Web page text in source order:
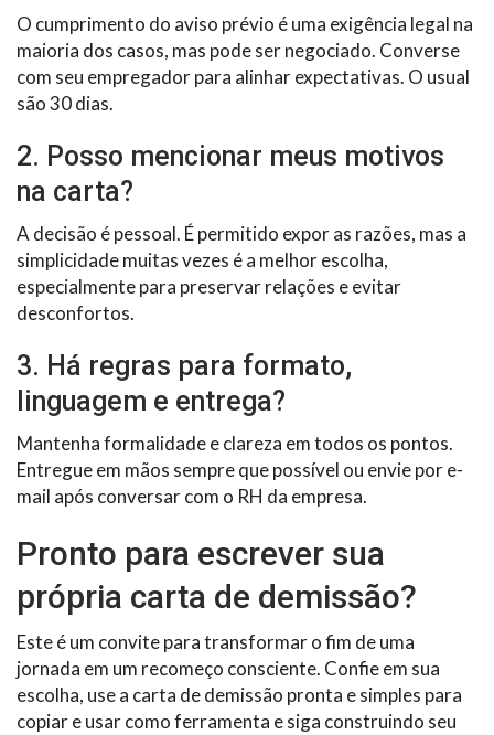
O cumprimento do aviso prévio é uma exigência legal na
maioria dos casos, mas pode ser negociado. Converse
com seu empregador para alinhar expectativas. O usual
são 30 dias.
2. Posso mencionar meus motivos
na carta?
A decisão é pessoal. É permitido expor as razões, mas a
simplicidade muitas vezes é a melhor escolha,
especialmente para preservar relações e evitar
desconfortos.
3. Há regras para formato,
linguagem e entrega?
Mantenha formalidade e clareza em todos os pontos.
Entregue em mãos sempre que possível ou envie por e-
mail após conversar com o RH da empresa.
Pronto para escrever sua
própria carta de demissão?
Este é um convite para transformar o fim de uma
jornada em um recomeço consciente. Confie em sua
escolha, use a carta de demissão pronta e simples para
copiar e usar como ferramenta e siga construindo seu